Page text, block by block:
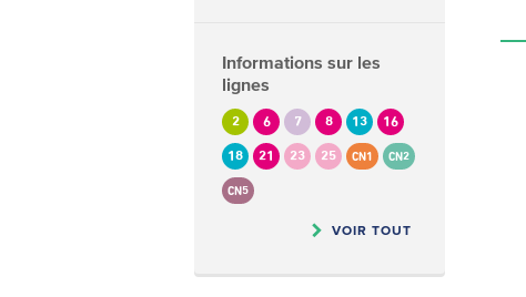
Informations sur les
lignes
2 6 7 8 13 16
18 21 23 25 CN1 CN2
CN5
VOIR TOUT